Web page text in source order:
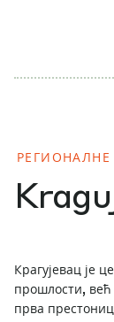
Крагујевац је
прошлости, већ
прва